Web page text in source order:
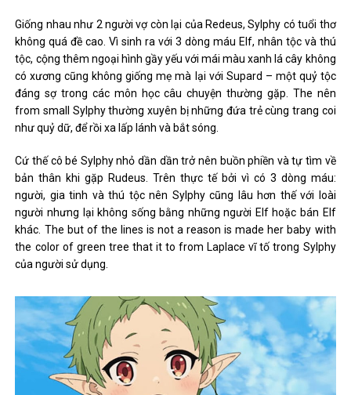
Giống nhau như 2 người vợ còn lại của Redeus, Sylphy có tuổi thơ
không quá đề cao. Vì sinh ra với 3 dòng máu Elf, nhân tộc và thú
tộc, cộng thêm ngoại hình gầy yếu với mái màu xanh lá cây không
có xương cũng không giống mẹ mà lại với Supard – một quỷ tộc
đáng sợ trong các môn học câu chuyện thường gặp. The nên
from small Sylphy thường xuyên bị những đứa trẻ cùng trang coi
như quỷ dữ, để rồi xa lấp lánh và bắt sóng.
Cứ thế cô bé Sylphy nhỏ dần dần trở nên buồn phiền và tự tìm về
bản thân khi gặp Rudeus. Trên thực tế bởi vì có 3 dòng máu:
người, gia tinh và thú tộc nên Sylphy cũng lâu hơn thế với loài
người nhưng lại không sống bằng những người Elf hoặc bán Elf
khác. The but of the lines is not a reason is made her baby with
the color of green tree that it to from Laplace vĩ tố trong Sylphy
của người sử dụng.